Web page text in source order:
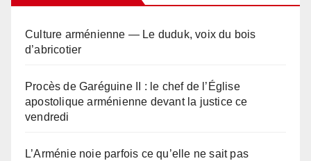
Culture arménienne — Le duduk, voix du bois
d’abricotier
Procès de Garéguine II : le chef de l’Église
apostolique arménienne devant la justice ce
vendredi
L’Arménie noie parfois ce qu’elle ne sait pas